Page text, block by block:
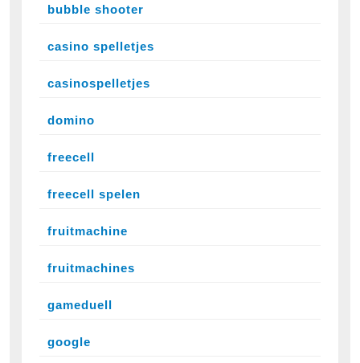
bubble shooter
casino spelletjes
casinospelletjes
domino
freecell
freecell spelen
fruitmachine
fruitmachines
gameduell
google